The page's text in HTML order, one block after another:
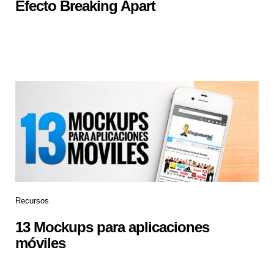
Efecto Breaking Apart
Recursos
13 Mockups para aplicaciones
móviles